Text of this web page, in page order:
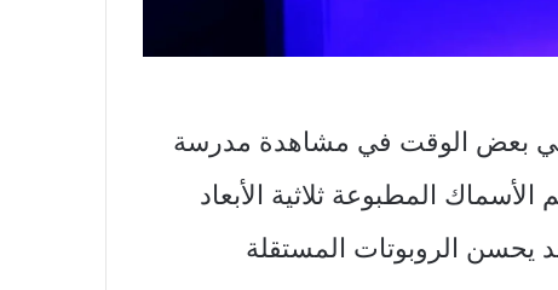
بعض الوقت في مشاهدة مدرسة
المطبوعة ثلاثية الأبعاد
يحسن الروبوتات المستقلة